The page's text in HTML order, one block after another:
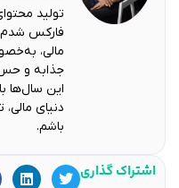
تولید
فارکس شدم.
مالی،
جذابه و
این سال‌ها
دنیای
باشم.
اشتراک گذاری